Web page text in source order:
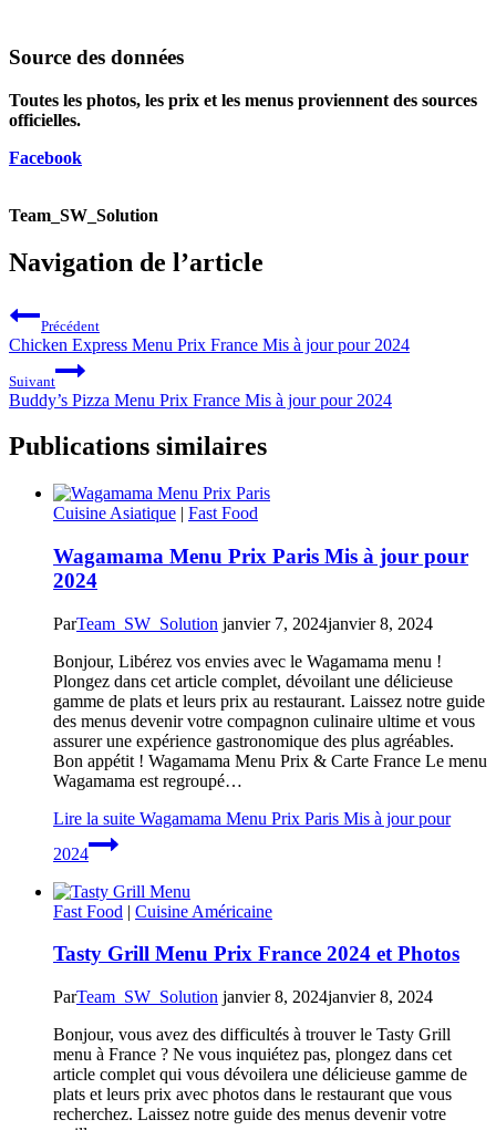
Source des données
Toutes les photos, les prix et les menus proviennent des sources
officielles.
Facebook
Team_SW_Solution
Navigation de l’article
Précédent
Chicken Express Menu Prix France Mis à jour pour 2024
Suivant
Buddy’s Pizza Menu Prix France Mis à jour pour 2024
Publications similaires
Cuisine Asiatique | Fast Food
Wagamama Menu Prix Paris Mis à jour pour
2024
ParTeam_SW_Solution janvier 7, 2024janvier 8, 2024
Bonjour, Libérez vos envies avec le Wagamama menu !
Plongez dans cet article complet, dévoilant une délicieuse
gamme de plats et leurs prix au restaurant. Laissez notre guide
des menus devenir votre compagnon culinaire ultime et vous
assurer une expérience gastronomique des plus agréables.
Bon appétit ! Wagamama Menu Prix & Carte France Le menu
Wagamama est regroupé…
Lire la suite Wagamama Menu Prix Paris Mis à jour pour
2024
Fast Food | Cuisine Américaine
Tasty Grill Menu Prix France 2024 et Photos
ParTeam_SW_Solution janvier 8, 2024janvier 8, 2024
Bonjour, vous avez des difficultés à trouver le Tasty Grill
menu à France ? Ne vous inquiétez pas, plongez dans cet
article complet qui vous dévoilera une délicieuse gamme de
plats et leurs prix avec photos dans le restaurant que vous
recherchez. Laissez notre guide des menus devenir votre